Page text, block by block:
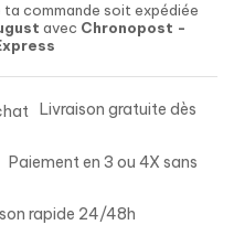
ta commande soit expédiée
avec Chronopost -
Livraison gratuite dès
Paiement en 3 ou 4X sans
rapide 24/48h